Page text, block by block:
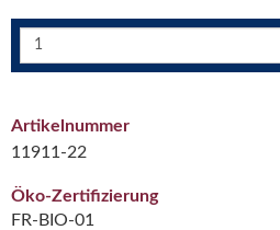
Artikelnummer
11911-22
Öko-Zertifizierung
FR-BIO-01